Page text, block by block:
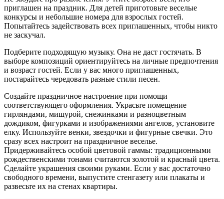
приглашен на праздник. Для детей приготовьте веселые
конкурсы и небольшие номера для взрослых гостей.
Попытайтесь задействовать всех приглашенных, чтобы никто
не заскучал.
Подберите подходящую музыку. Она не даст гостячать. В
выборе композиций ориентируйтесь на личные предпочтения
и возраст гостей. Если у вас много приглашенных,
постарайтесь чередовать разные стили песен.
Создайте праздничное настроение при помощи
соответствующего оформления. Украсьте помещение
гирляндами, мишурой, снежинками и разноцветным
дождиком, фигурками и изображениями ангелов, установите
елку. Используйте венки, звездочки и фигурные свечки. Это
сразу всех настроит на праздничное веселье.
Придерживайтесь особой цветовой гаммы: традиционными
рождественскими тонами считаются золотой и красный цвета.
Сделайте украшения своими руками. Если у вас достаточно
свободного времени, выпустите стенгазету или плакаты и
развесьте их на стенах квартиры.